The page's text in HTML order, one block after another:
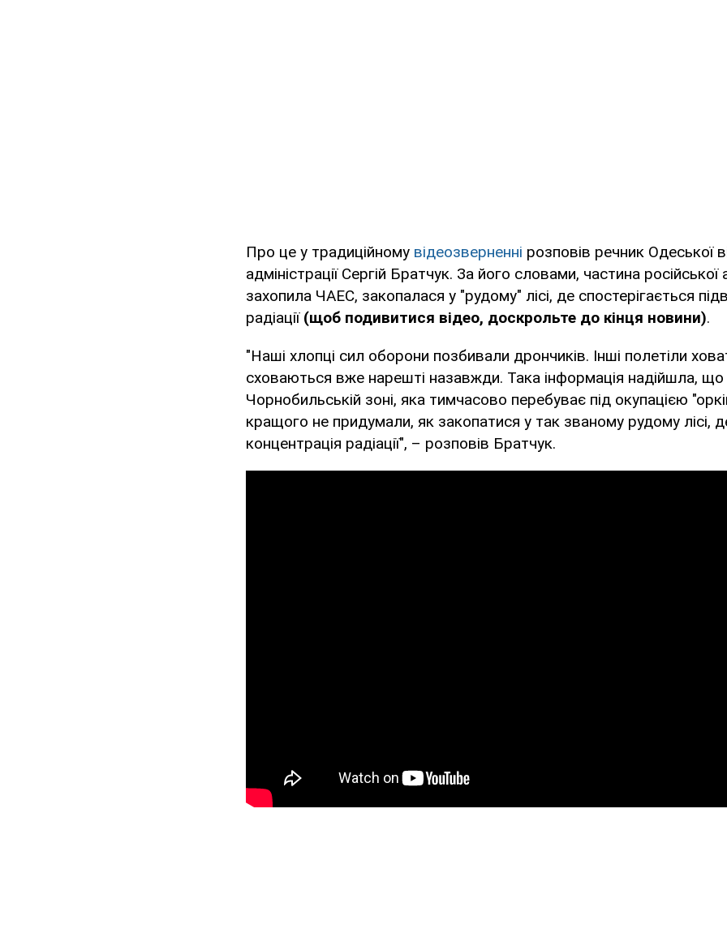
Про це у традиційному відеозверненні розповів речник Одеської
адміністрації Сергій Братчук. За його словами, частина російської
захопила ЧАЕС, закопалася у "рудому" лісі, де спостерігається
радіації (щоб подивитися відео, доскрольте до кінця новини).
"Наші хлопці сил оборони позбивали дрончиків. Інші полетіли
сховаються вже нарешті назавжди. Така інформація надійшла, що
Чорнобильській зоні, яка тимчасово перебуває під окупацією
кращого не придумали, як закопатися у так званому рудому лісі,
концентрація радіації", – розповів Братчук.